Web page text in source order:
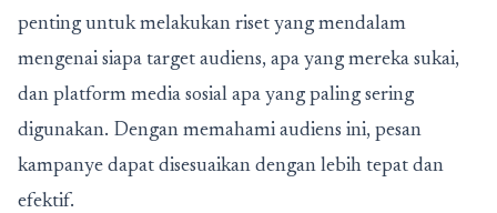
penting untuk melakukan riset yang mendalam
mengenai siapa target audiens, apa yang mereka sukai,
dan platform media sosial apa yang paling sering
digunakan. Dengan memahami audiens ini, pesan
kampanye dapat disesuaikan dengan lebih tepat dan
efektif.